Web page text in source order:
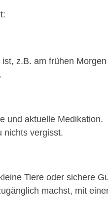
z.B. am frühen
und aktuelle Medikation.
nichts vergisst.
Tiere oder sichere
machst, mit